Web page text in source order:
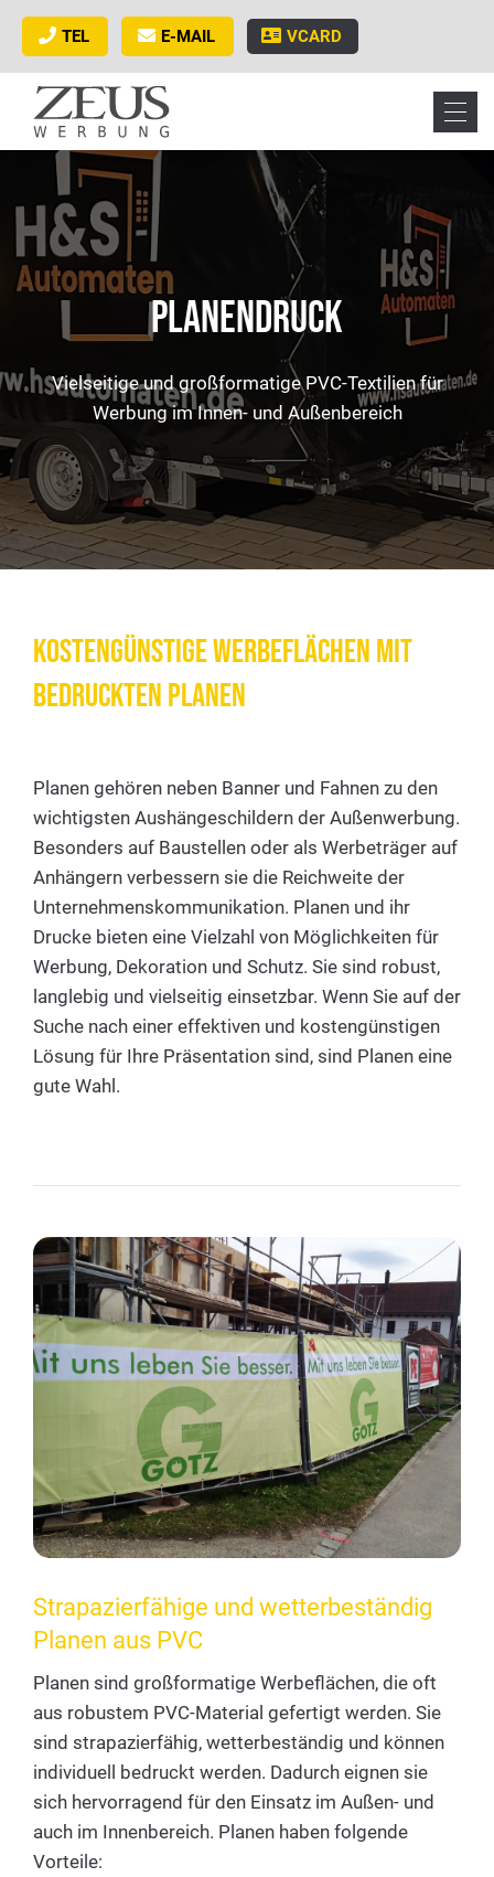
TEL E-MAIL VCARD
PlanenDRUCK
Vielseitige und großformatige PVC-Textilien für
Werbung im Innen- und Außenbereich
Kostengünstige Werbeflächen mit
bedruckten Planen
Planen gehören neben Banner und Fahnen zu den
wichtigsten Aushängeschildern der Außenwerbung.
Besonders auf Baustellen oder als Werbeträger auf
Anhängern verbessern sie die Reichweite der
Unternehmenskommunikation. Planen und ihr
Drucke bieten eine Vielzahl von Möglichkeiten für
Werbung, Dekoration und Schutz. Sie sind robust,
langlebig und vielseitig einsetzbar. Wenn Sie auf der
Suche nach einer effektiven und kostengünstigen
Lösung für Ihre Präsentation sind, sind Planen eine
gute Wahl.
Strapazierfähige und wetterbeständig
Planen aus PVC
Planen sind großformatige Werbeflächen, die oft
aus robustem PVC-Material gefertigt werden. Sie
sind strapazierfähig, wetterbeständig und können
individuell bedruckt werden. Dadurch eignen sie
sich hervorragend für den Einsatz im Außen- und
auch im Innenbereich. Planen haben folgende
Vorteile: